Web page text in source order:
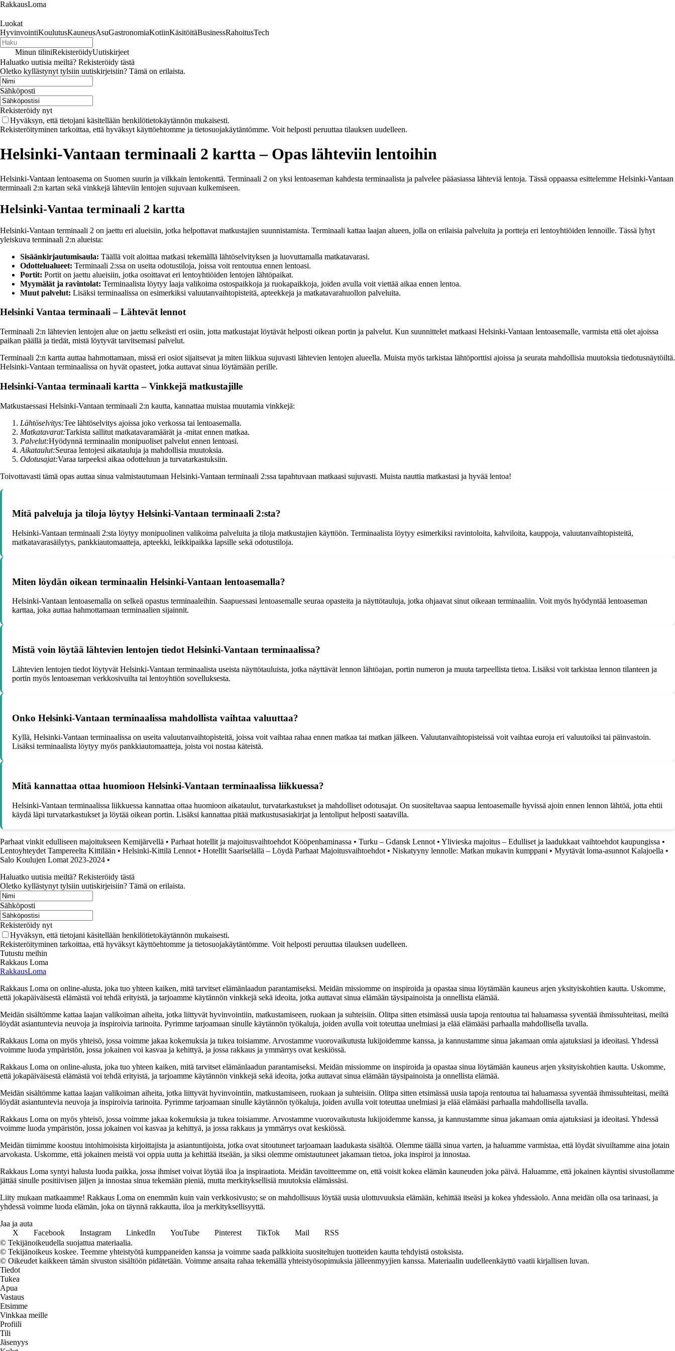
RakkausLoma
Luokat
HyvinvointiKoulutusKauneusAsuGastronomiaKotiinKäsitöitäBusinessRahoitusTech
Minun tiliniRekisteröidyUutiskirjeet
Haluatko uutisia meiltä? Rekisteröidy tästä
Oletko kyllästynyt tylsiin uutiskirjeisiin? Tämä on erilaista.
Sähköposti
Rekisteröidy nyt
Hyväksyn, että tietojani käsitellään henkilötietokäytännön mukaisesti.
Rekisteröityminen tarkoittaa, että hyväksyt käyttöehtomme ja tietosuojakäytäntömme. Voit helposti peruuttaa tilauksen uudelleen.
Helsinki-Vantaan terminaali 2 kartta – Opas lähteviin lentoihin
Helsinki-Vantaan lentoasema on Suomen suurin ja vilkkain lentokenttä. Terminaali 2 on yksi lentoaseman kahdesta terminaalista ja palvelee pääasiassa lähteviä lentoja. Tässä oppaassa esittelemme Helsinki-Vantaan
terminaali 2:n kartan sekä vinkkejä lähteviin lentojen sujuvaan kulkemiseen.
Helsinki-Vantaa terminaali 2 kartta
Helsinki-Vantaan terminaali 2 on jaettu eri alueisiin, jotka helpottavat matkustajien suunnistamista. Terminaali kattaa laajan alueen, jolla on erilaisia palveluita ja portteja eri lentoyhtiöiden lennoille. Tässä lyhyt
yleiskuva terminaali 2:n alueista:
Sisäänkirjautumisaula: Täällä voit aloittaa matkasi tekemällä lähtöselvityksen ja luovuttamalla matkatavarasi.
Odottelualueet: Terminaali 2:ssa on useita odotustiloja, joissa voit rentoutua ennen lentoasi.
Portit: Portit on jaettu alueisiin, jotka osoittavat eri lentoyhtiöiden lentojen lähtöpaikat.
Myymälät ja ravintolat: Terminaalista löytyy laaja valikoima ostospaikkoja ja ruokapaikkoja, joiden avulla voit viettää aikaa ennen lentoa.
Muut palvelut: Lisäksi terminaalissa on esimerkiksi valuutanvaihtopisteitä, apteekkeja ja matkatavarahuollon palveluita.
Helsinki Vantaa terminaali – Lähtevät lennot
Terminaali 2:n lähtevien lentojen alue on jaettu selkeästi eri osiin, jotta matkustajat löytävät helposti oikean portin ja palvelut. Kun suunnittelet matkaasi Helsinki-Vantaan lentoasemalle, varmista että olet ajoissa
paikan päällä ja tiedät, mistä löytyvät tarvitsemasi palvelut.
Terminaali 2:n kartta auttaa hahmottamaan, missä eri osiot sijaitsevat ja miten liikkua sujuvasti lähtevien lentojen alueella. Muista myös tarkistaa lähtöporttisi ajoissa ja seurata mahdollisia muutoksia tiedotusnäytöiltä.
Helsinki-Vantaan terminaalissa on hyvät opasteet, jotka auttavat sinua löytämään perille.
Helsinki-Vantaa terminaali kartta – Vinkkejä matkustajille
Matkustaessasi Helsinki-Vantaan terminaali 2:n kautta, kannattaa muistaa muutamia vinkkejä:
Lähtöselvitys:Tee lähtöselvitys ajoissa joko verkossa tai lentoasemalla.
Matkatavarat:Tarkista sallitut matkatavaramäärät ja -mitat ennen matkaa.
Palvelut:Hyödynnä terminaalin monipuoliset palvelut ennen lentoasi.
Aikataulut:Seuraa lentojesi aikatauluja ja mahdollisia muutoksia.
Odotusajat:Varaa tarpeeksi aikaa odotteluun ja turvatarkastuksiin.
Toivottavasti tämä opas auttaa sinua valmistautumaan Helsinki-Vantaan terminaali 2:ssa tapahtuvaan matkaasi sujuvasti. Muista nauttia matkastasi ja hyvää lentoa!
Mitä palveluja ja tiloja löytyy Helsinki-Vantaan terminaali 2:sta?
Helsinki-Vantaan terminaali 2:sta löytyy monipuolinen valikoima palveluita ja tiloja matkustajien käyttöön. Terminaalista löytyy esimerkiksi ravintoloita, kahviloita, kauppoja, valuutanvaihtopisteitä,
matkatavarasäilytys, pankkiautomaatteja, apteekki, leikkipaikka lapsille sekä odotustiloja.
Miten löydän oikean terminaalin Helsinki-Vantaan lentoasemalla?
Helsinki-Vantaan lentoasemalla on selkeä opastus terminaaleihin. Saapuessasi lentoasemalle seuraa opasteita ja näyttötauluja, jotka ohjaavat sinut oikeaan terminaaliin. Voit myös hyödyntää lentoaseman
karttaa, joka auttaa hahmottamaan terminaalien sijainnit.
Mistä voin löytää lähtevien lentojen tiedot Helsinki-Vantaan terminaalissa?
Lähtevien lentojen tiedot löytyvät Helsinki-Vantaan terminaalista useista näyttötauluista, jotka näyttävät lennon lähtöajan, portin numeron ja muuta tarpeellista tietoa. Lisäksi voit tarkistaa lennon tilanteen ja
portin myös lentoaseman verkkosivuilta tai lentoyhtiön sovelluksesta.
Onko Helsinki-Vantaan terminaalissa mahdollista vaihtaa valuuttaa?
Kyllä, Helsinki-Vantaan terminaalissa on useita valuutanvaihtopisteitä, joissa voit vaihtaa rahaa ennen matkaa tai matkan jälkeen. Valuutanvaihtopisteissä voit vaihtaa euroja eri valuutoiksi tai päinvastoin.
Lisäksi terminaalista löytyy myös pankkiautomaatteja, joista voi nostaa käteistä.
Mitä kannattaa ottaa huomioon Helsinki-Vantaan terminaalissa liikkuessa?
Helsinki-Vantaan terminaalissa liikkuessa kannattaa ottaa huomioon aikataulut, turvatarkastukset ja mahdolliset odotusajat. On suositeltavaa saapua lentoasemalle hyvissä ajoin ennen lennon lähtöä, jotta ehtii
käydä läpi turvatarkastukset ja löytää oikean portin. Lisäksi kannattaa pitää matkustusasiakirjat ja lentoliput helposti saatavilla.
Parhaat vinkit edulliseen majoitukseen Kemijärvellä • Parhaat hotellit ja majoitusvaihtoehdot Kööpenhaminassa • Turku – Gdansk Lennot • Ylivieska majoitus – Edulliset ja laadukkaat vaihtoehdot kaupungissa •
Lentoyhteydet Tampereelta Kittilään • Helsinki-Kittilä Lennot • Hotellit Saariselällä – Löydä Parhaat Majoitusvaihtoehdot • Niskatyyny lennolle: Matkan mukavin kumppani • Myytävät loma-asunnot Kalajoella •
Salo Koulujen Lomat 2023-2024 •
Haluatko uutisia meiltä? Rekisteröidy tästä
Oletko kyllästynyt tylsiin uutiskirjeisiin? Tämä on erilaista.
Sähköposti
Rekisteröidy nyt
Hyväksyn, että tietojani käsitellään henkilötietokäytännön mukaisesti.
Rekisteröityminen tarkoittaa, että hyväksyt käyttöehtomme ja tietosuojakäytäntömme. Voit helposti peruuttaa tilauksen uudelleen.
Tutustu meihin
Rakkaus Loma
RakkausLoma
Rakkaus Loma on online-alusta, joka tuo yhteen kaiken, mitä tarvitset elämänlaadun parantamiseksi. Meidän missiomme on inspiroida ja opastaa sinua löytämään kauneus arjen yksityiskohtien kautta. Uskomme,
että jokapäiväisestä elämästä voi tehdä erityistä, ja tarjoamme käytännön vinkkejä sekä ideoita, jotka auttavat sinua elämään täysipainoista ja onnellista elämää.
Meidän sisältömme kattaa laajan valikoiman aiheita, jotka liittyvät hyvinvointiin, matkustamiseen, ruokaan ja suhteisiin. Olitpa sitten etsimässä uusia tapoja rentoutua tai haluamassa syventää ihmissuhteitasi, meiltä
löydät asiantuntevia neuvoja ja inspiroivia tarinoita. Pyrimme tarjoamaan sinulle käytännön työkaluja, joiden avulla voit toteuttaa unelmiasi ja elää elämääsi parhaalla mahdollisella tavalla.
Rakkaus Loma on myös yhteisö, jossa voimme jakaa kokemuksia ja tukea toisiamme. Arvostamme vuorovaikutusta lukijoidemme kanssa, ja kannustamme sinua jakamaan omia ajatuksiasi ja ideoitasi. Yhdessä
voimme luoda ympäristön, jossa jokainen voi kasvaa ja kehittyä, ja jossa rakkaus ja ymmärrys ovat keskiössä.
Rakkaus Loma on online-alusta, joka tuo yhteen kaiken, mitä tarvitset elämänlaadun parantamiseksi. Meidän missiomme on inspiroida ja opastaa sinua löytämään kauneus arjen yksityiskohtien kautta. Uskomme,
että jokapäiväisestä elämästä voi tehdä erityistä, ja tarjoamme käytännön vinkkejä sekä ideoita, jotka auttavat sinua elämään täysipainoista ja onnellista elämää.
Meidän sisältömme kattaa laajan valikoiman aiheita, jotka liittyvät hyvinvointiin, matkustamiseen, ruokaan ja suhteisiin. Olitpa sitten etsimässä uusia tapoja rentoutua tai haluamassa syventää ihmissuhteitasi, meiltä
löydät asiantuntevia neuvoja ja inspiroivia tarinoita. Pyrimme tarjoamaan sinulle käytännön työkaluja, joiden avulla voit toteuttaa unelmiasi ja elää elämääsi parhaalla mahdollisella tavalla.
Rakkaus Loma on myös yhteisö, jossa voimme jakaa kokemuksia ja tukea toisiamme. Arvostamme vuorovaikutusta lukijoidemme kanssa, ja kannustamme sinua jakamaan omia ajatuksiasi ja ideoitasi. Yhdessä
voimme luoda ympäristön, jossa jokainen voi kasvaa ja kehittyä, ja jossa rakkaus ja ymmärrys ovat keskiössä.
Meidän tiimimme koostuu intohimoisista kirjoittajista ja asiantuntijoista, jotka ovat sitoutuneet tarjoamaan laadukasta sisältöä. Olemme täällä sinua varten, ja haluamme varmistaa, että löydät sivuiltamme aina jotain
arvokasta. Uskomme, että jokainen meistä voi oppia uutta ja kehittää itseään, ja siksi olemme omistautuneet jakamaan tietoa, joka inspiroi ja innostaa.
Rakkaus Loma syntyi halusta luoda paikka, jossa ihmiset voivat löytää iloa ja inspiraatiota. Meidän tavoitteemme on, että voisit kokea elämän kauneuden joka päivä. Haluamme, että jokainen käyntisi sivustollamme
jättää sinulle positiivisen jäljen ja innostaa sinua tekemään pieniä, mutta merkityksellisiä muutoksia elämässäsi.
Liity mukaan matkaamme! Rakkaus Loma on enemmän kuin vain verkkosivusto; se on mahdollisuus löytää uusia ulottuvuuksia elämään, kehittää itseäsi ja kokea yhdessäolo. Anna meidän olla osa tarinaasi, ja
yhdessä voimme luoda elämän, joka on täynnä rakkautta, iloa ja merkityksellisyyttä.
Jaa ja auta
X
Facebook Instagram LinkedIn YouTube Pinterest TikTok Mail
RSS
© Tekijänoikeudella suojattua materiaalia.
© Tekijänoikeus koskee. Teemme yhteistyötä kumppaneiden kanssa ja voimme saada palkkioita suositeltujen tuotteiden kautta tehdyistä ostoksista.
© Oikeudet kaikkeen tämän sivuston sisältöön pidätetään. Voimme ansaita rahaa tekemällä yhteistyösopimuksia jälleenmyyjien kanssa. Materiaalin uudelleenkäyttö vaatii kirjallisen luvan.
Tiedot
Tukea
Apua
Vastaus
Etsimme
Vinkkaa meille
Profiili
Tili
Jäsenyys